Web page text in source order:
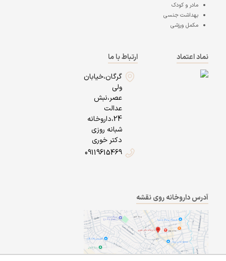
مادر و کودک
بهداشت جنسی
مکمل ورزشی
نماد اعتماد
ارتباط با ما
گرگان،خیابان
ولی
عصر،نبش
عدالت
24،داروخانه
شبانه روزی
دکتر خوری
09119615469
آدرس داروخانه روی نقشه